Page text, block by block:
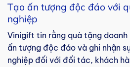
Tạo ấn tượng độc đáo với
nghiệp
Vinigift tin rằng quà tặng
ấn tượng độc đáo và ghi nhận
nghiệp đối với đối tác, khách